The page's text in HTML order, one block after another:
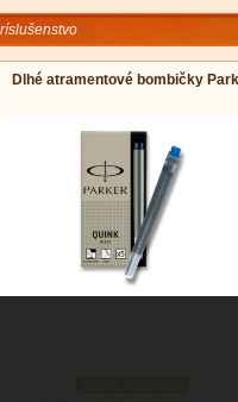
Dlhé atramentové bombičky